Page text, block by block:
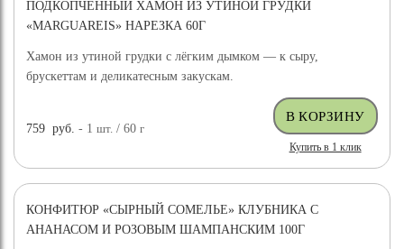
ПОДКОПЧЕННЫЙ ХАМОН ИЗ УТИНОЙ ГРУДКИ
«MARGUAREIS» НАРЕЗКА 60Г
Хамон из утиной грудки с лёгким дымком — к сыру,
брускеттам и деликатесным закускам.
759 руб. - 1шт. / 60г
Купить в 1 клик
КОНФИТЮР «СЫРНЫЙ СОМЕЛЬЕ» КЛУБНИКА С
АНАНАСОМ И РОЗОВЫМ ШАМПАНСКИМ 100Г